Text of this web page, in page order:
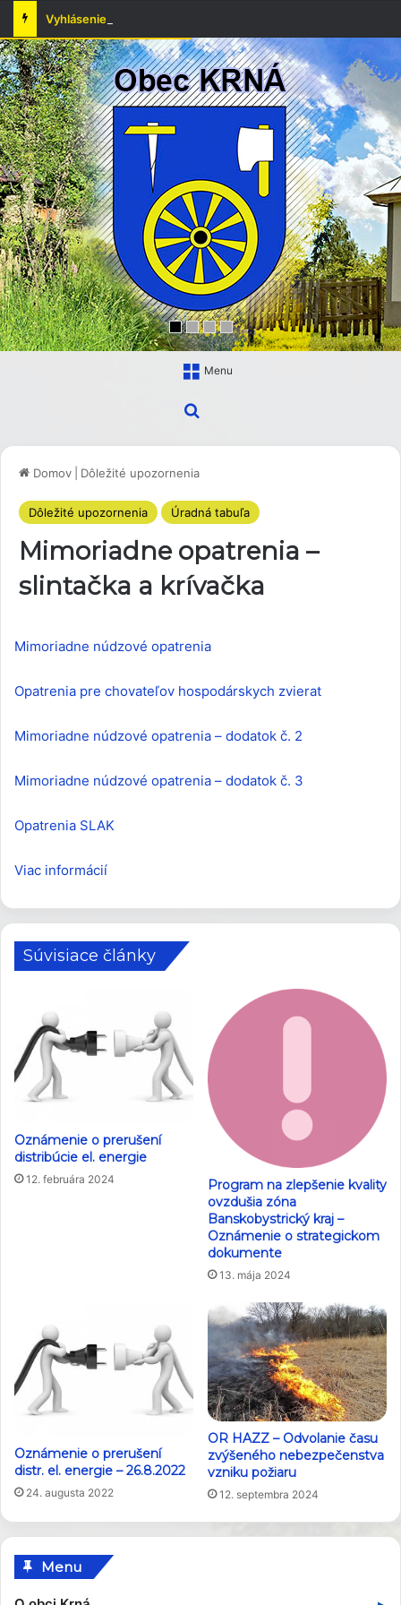
Menu
Domov Dôležité upozornenia
Dôležité upozornenia Úradná tabuľa
Mimoriadne opatrenia –
slintačka a krívačka
Mimoriadne núdzové opatrenia
Opatrenia pre chovateľov hospodárskych zvierat
Mimoriadne núdzové opatrenia – dodatok č. 2
Mimoriadne núdzové opatrenia – dodatok č. 3
Opatrenia SLAK
Viac informácií
Súvisiace články
Oznámenie o prerušení
distribúcie el. energie
12. februára 2024
Program na zlepšenie kvality
ovzdušia zóna
Banskobystrický kraj –
Oznámenie o strategickom
dokumente
13. mája 2024
Oznámenie o prerušení
distr. el. energie – 26.8.2022
24. augusta 2022
OR HAZZ – Odvolanie času
zvýšeného nebezpečenstva
vzniku požiaru
12. septembra 2024
Menu